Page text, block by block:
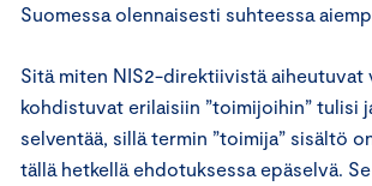
Suomessa olennaisesti suhteessa
Sitä miten NIS2-direktiivistä
kohdistuvat erilaisiin ”toimijoihin” tulisi
selventää, sillä termin ”toimija” sisältö
tällä hetkellä ehdotuksessa epäselvä.